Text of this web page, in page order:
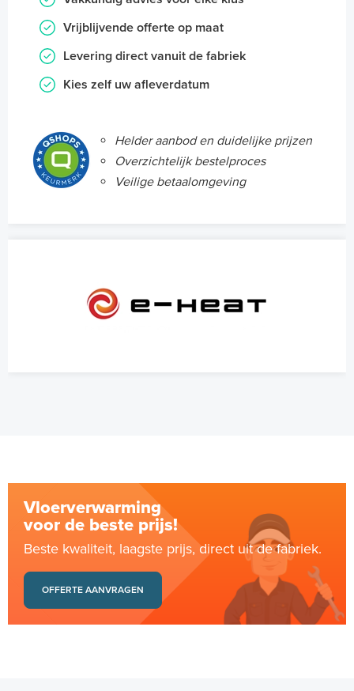
Vrijblijvende offerte op maat
Levering direct vanuit de fabriek
Kies zelf uw afleverdatum
Helder aanbod en duidelijke prijzen
Overzichtelijk bestelproces
Veilige betaalomgeving
Vloerverwarming
voor de beste prijs!
Beste kwaliteit, laagste prijs, direct uit de fabriek.
OFFERTE AANVRAGEN